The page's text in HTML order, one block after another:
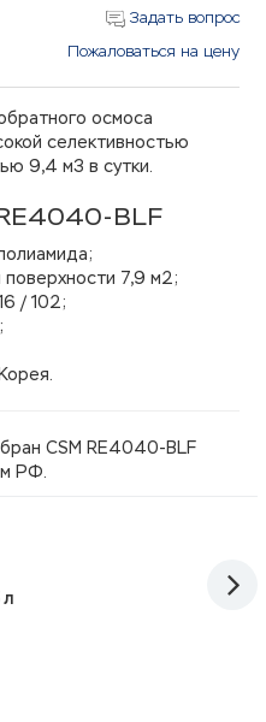
Задать вопрос
Пожаловаться на цену
осмоса
селективностью
9,4 м3 в сутки.
BLF
7,9 м2;
/ 102;
CSM RE4040-BLF
РФ.
л